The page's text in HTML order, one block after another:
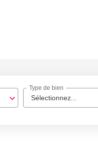
Sélectionnez...
Type de bien